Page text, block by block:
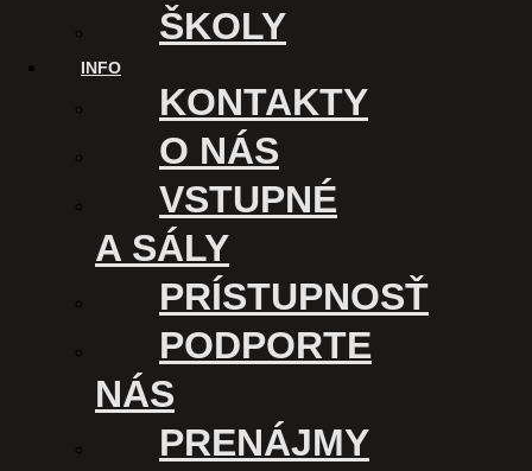
ŠKOLY
INFO
KONTAKTY
O NÁS
VSTUPNÉ
A SÁLY
PRÍSTUPNOSŤ
PODPORTE
NÁS
PRENÁJMY